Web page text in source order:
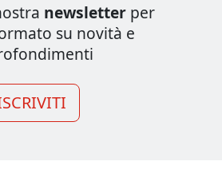
newsletter per
su novità e